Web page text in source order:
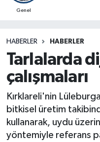
Genel
HABERLER HABERLER
Tarlalarda
çalışmaları
Kırklareli'nin
bitkisel üretim
kullanarak, uydu
yöntemiyle referans
Süper Lig Puan
Son Dakika
Haber Arşivi